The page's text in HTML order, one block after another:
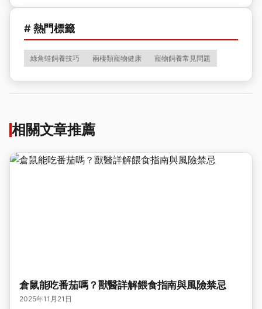
# 熱門標籤
綠角蛙飼養技巧 兩棲類寵物健康 寵物飼養常見問題
相關文章推薦
倉鼠能吃番茄嗎？獸醫詳解餵食指南與風險禁忌
2025年11月21日